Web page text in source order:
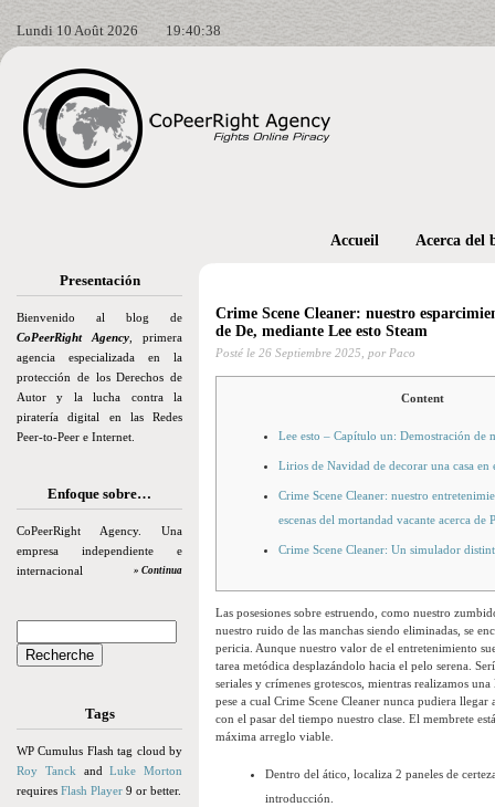
Lundi 10 Août 2026 19:40:39
Presentación
Bienvenido al blog de
CoPeerRight Agency , primera
agencia especializada en la
protección de los Derechos de
Autor y la lucha contra la
piratería digital en las Redes
Peer-to-Peer e Internet.
Enfoque sobre…
CoPeerRight Agency. Una
empresa independiente e
internacional
» Continua
Tags
WP Cumulus Flash tag cloud by
Roy Tanck andLuke Morton
requires Flash Player 9 or better.
Accueil Acerca del
Crime Scene Cleaner: nuestro
de De, mediante Lee esto Steam
Posté le 26 Septiembre 2025, por Paco
Content
Lee esto – Capítulo un: Demostración de
Lirios de Navidad de decorar una casa en
Crime Scene Cleaner: nuestro
escenas del mortandad vacante acerca de
Crime Scene Cleaner: Un simulador
Las posesiones sobre estruendo, como nuestro
nuestro ruido de las manchas siendo eliminadas, se
pericia. Aunque nuestro valor de el entretenimiento
tarea metódica desplazándolo hacia el pelo serena.
seriales y crímenes grotescos, mientras realizamos
pese a cual Crime Scene Cleaner nunca pudiera
con el pasar del tiempo nuestro clase. El membrete
máxima arreglo viable.
Dentro del ático, localiza 2 paneles de
introducción.